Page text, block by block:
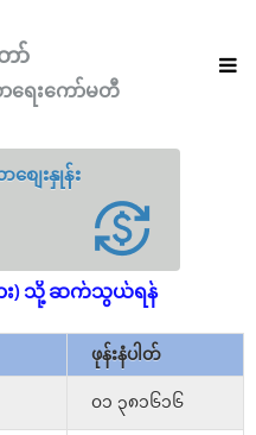
ာ်
ရေးကော်မတီ
ျေးနှုန်း
ား) သို့ ဆက်သွယ်ရန်
ဖုန်းနံပါတ်
၀၁ ၃၈၁၆၁၆